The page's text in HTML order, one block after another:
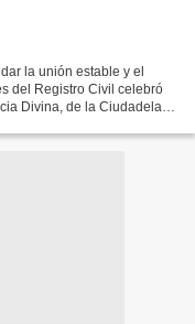
la unión estable y el
del Registro Civil celebró
Divina, de la Ciudadela